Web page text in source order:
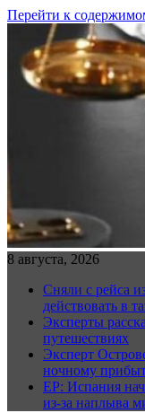
Перейти к
8 августа, 2026
Сняли с рейса
действовать в
Эксперты
путешествиях
Эксперт
ночному
EP: Испания
из-за наплыва